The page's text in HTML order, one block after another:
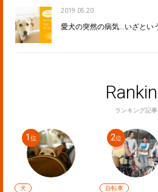
2019.05.20
愛犬の突然の病気…いざとい
ランキング記事
犬 自転車